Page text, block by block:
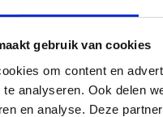
gebruik van cookies
om content en
analyseren. Ook delen
en analyse. Deze